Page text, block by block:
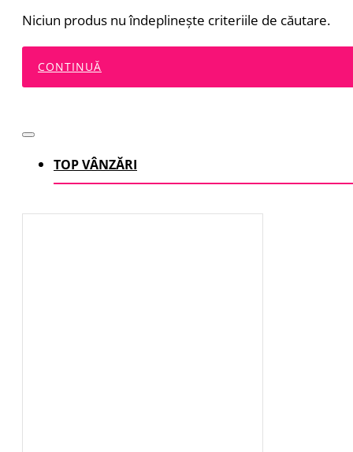
Niciun produs nu îndeplineşte criteriile de căutare.
CONTINUĂ
TOP VÂNZĂRI